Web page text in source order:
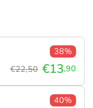
38%
€22,50 €13,90
40%